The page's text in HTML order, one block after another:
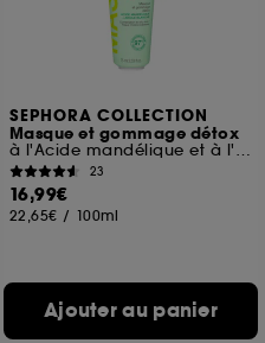
SEPHORA COLLECTION
Masque et gommage détox
à l'Acide mandélique et à l'Argile blanche
23
16,99€
22,65€ / 100ml
Ajouter au panier